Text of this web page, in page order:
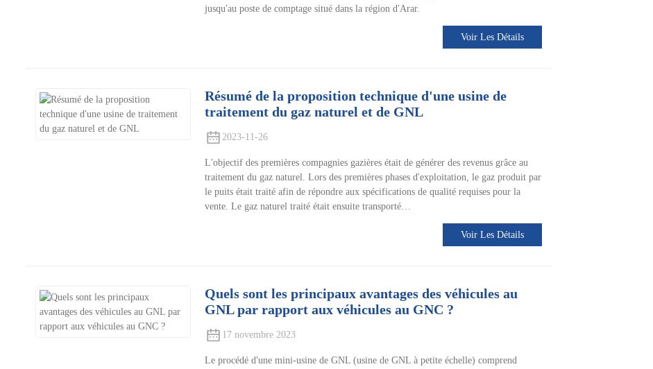
jusqu'au poste de comptage situé dans la région d'Arar.
Voir Les Détails
Résumé de la proposition technique d'une usine de
traitement du gaz naturel et de GNL
2023-11-26
L'objectif des premières compagnies gazières était de générer des revenus grâce au
traitement du gaz naturel. Lors des premières phases d'exploitation, le gaz produit par
le puits était traité afin de répondre aux spécifications de qualité requises pour la
vente. Le gaz naturel traité était ensuite transporté…
Voir Les Détails
Quels sont les principaux avantages des véhicules au
GNL par rapport aux véhicules au GNC ?
17 novembre 2023
Le procédé d'une mini-usine de GNL (usine de GNL à petite échelle) comprend